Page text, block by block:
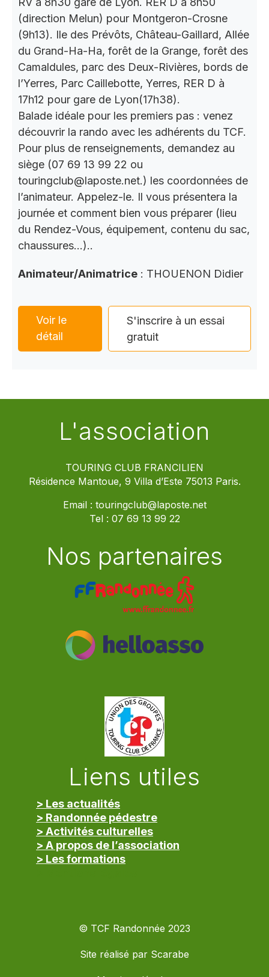
(direction Melun) pour Montgeron-Crosne
(9h13). Ile des Prévôts, Château-Gaillard, Allée
du Grand-Ha-Ha, forêt de la Grange, forêt des
Camaldules, parc des Deux-Rivières, bords de
l’Yerres, Parc Caillebotte, Yerres, RER D à
17h12 pour gare de Lyon(17h38).
Balade idéale pour les premiers pas : venez
découvrir la rando avec les adhérents du TCF.
Pour plus de renseignements, demandez au
siège (07 69 13 99 22 ou
touringclub@laposte.net.) les coordonnées de
l’animateur. Appelez-le. Il vous présentera la
journée et comment bien vous préparer (lieu
du Rendez-Vous, équipement, contenu du sac,
chaussures…)..
Animateur/Animatrice : THOUENON Didier
Voir le
détail
S'inscrire à un essai
gratuit
L'association
TOURING CLUB FRANCILIEN
Résidence Mantoue, 9 Villa d’Este 75013 Paris.
Email : touringclub@laposte.net
Tel : 07 69 13 99 22
Nos partenaires
Liens utiles
> Les actualités
> Randonnée pédestre
> Activités culturelles
> A propos de l’association
> Les formations
© TCF Randonnée 2023
Site réalisé par Scarabe